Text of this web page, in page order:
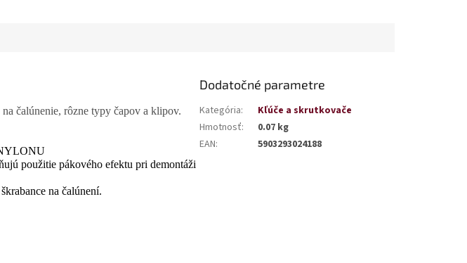
čalúnenie, rôzne typy čapov a klipov.
použitie pákového efektu pri demontáži
na čalúnení.
Dodatočné parametre
Kategória:
Kľúče a skrutkovače
Hmotnosť:
0.07 kg
EAN: 5903293024188